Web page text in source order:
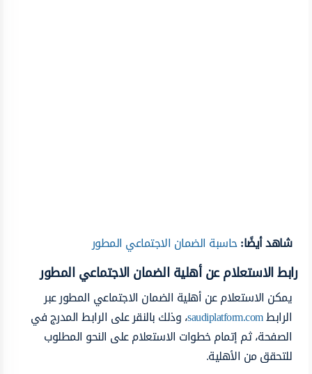
شاهد أيضًا:حاسبة الضمان الاجتماعي المطور
رابط الاستعلام عن أهلية الضمان الاجتماعي المطور
يمكن الاستعلام عن أهلية الضمان الاجتماعي المطور عبر
الرابطsaudiplatform.com، وذلك بالنقر على الرابط المدرج في
الصفحة، ثم إتمام خطوات الاستعلام على النحو المطلوب
للتحقق من الأهلية.